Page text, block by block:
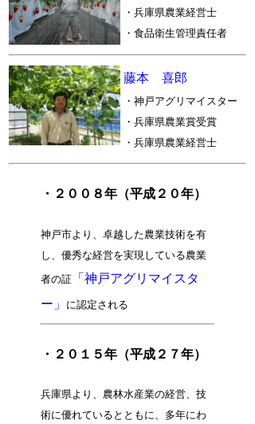
・兵庫県農業経営士
・食品衛生管理責任者
藤本 喜郎
・神戸アグリマイスター
・兵庫県農業賞受賞
・兵庫県農業経営士
・２００８年（平成２０年）
神戸市より、卓越した農業技術を有
し、優秀な経営を実現している農業
者の証 「神戸アグリマイスタ
ー」
に認定される
・ ２０１５年（平成２７年）
兵庫県より、農林水産業の経営、技
術に優れているとともに、多年にわ